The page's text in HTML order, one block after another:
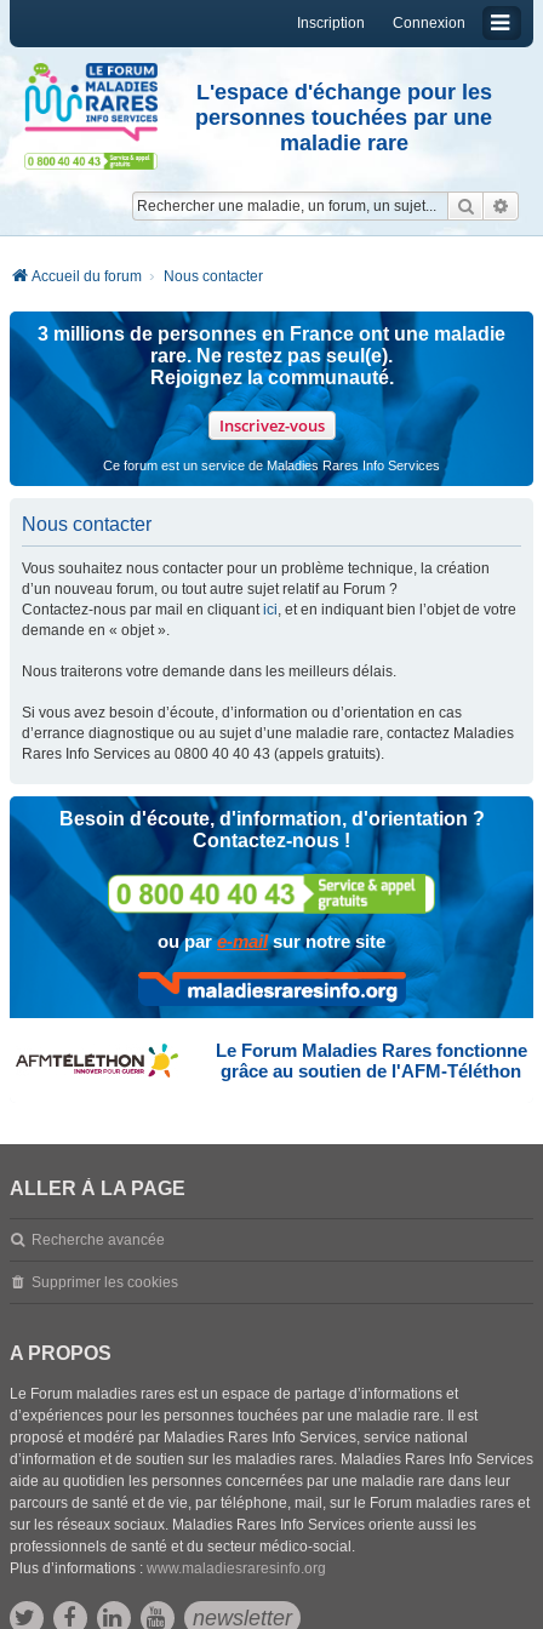
Connexion
Inscription
L'espace d'échange pour les
personnes touchées par une
maladie rare
Accueil du forum Nous contacter
3 millions de personnes en France ont une maladie
rare. Ne restez pas seul(e).
Rejoignez la communauté.
Inscrivez-vous
Ce forum est un service de Maladies Rares Info Services
Nous contacter
Vous souhaitez nous contacter pour un problème technique, la création
d’un nouveau forum, ou tout autre sujet relatif au Forum ?
Contactez-nous par mail en cliquantici, et en indiquant bien l’objet de votre
demande en « objet ».
Nous traiterons votre demande dans les meilleurs délais.
Si vous avez besoin d’écoute, d’information ou d’orientation en cas
d’errance diagnostique ou au sujet d’une maladie rare, contactez Maladies
Rares Info Services au 0800 40 40 43 (appels gratuits).
Besoin d'écoute, d'information, d'orientation ?
Contactez-nous !
ou pare-mailsur notre site
Le Forum Maladies Rares fonctionne
grâce au soutien de l'AFM-Téléthon
ALLER À LA PAGE
Recherche avancée
Supprimer les cookies
A PROPOS
Le Forum maladies rares est un espace de partage d’informations et
d’expériences pour les personnes touchées par une maladie rare. Il est
proposé et modéré par Maladies Rares Info Services, service national
d’information et de soutien sur les maladies rares. Maladies Rares Info Services
aide au quotidien les personnes concernées par une maladie rare dans leur
parcours de santé et de vie, par téléphone, mail, sur le Forum maladies rares et
sur les réseaux sociaux. Maladies Rares Info Services oriente aussi les
professionnels de santé et du secteur médico-social.
Plus d’informations : www.maladiesraresinfo.org
newsletter